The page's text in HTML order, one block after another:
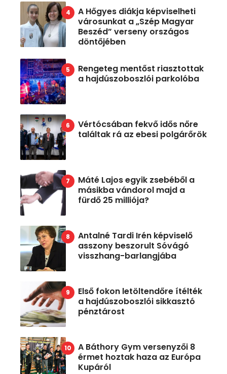
A Hőgyes diákja képviselheti
városunkat a „Szép Magyar
Beszéd” verseny országos
döntőjében
Rengeteg mentőst riasztottak
a hajdúszoboszlói parkolóba
Vértócsában fekvő idős nőre
találtak rá az ebesi polgárőrök
Máté Lajos egyik zsebéből a
másikba vándorol majd a
fürdő 25 milliója?
Antalné Tardi Irén képviselő
asszony beszorult Sóvágó
visszhang-barlangjába
Első fokon letöltendőre ítélték
a hajdúszoboszlói sikkasztó
pénztárost
A Báthory Gym versenyzői 8
érmet hoztak haza az Európa
Kupáról